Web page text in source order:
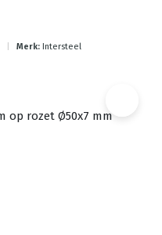
Merk: Intersteel